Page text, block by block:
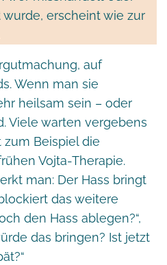
erscheint wie zur
auf
Wenn man sie
heilsam sein – oder
Viele warten vergebens
zum Beispiel die
Vojta-Therapie.
man: Der Hass bringt
das weitere
den Hass ablegen?“,
das bringen? Ist jetzt